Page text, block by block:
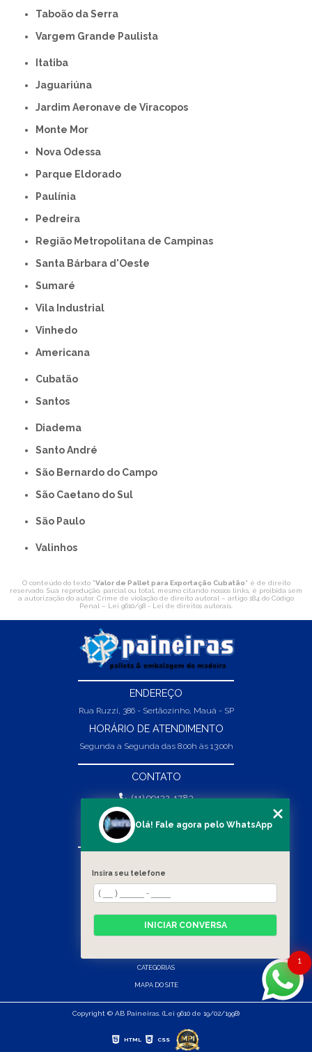
Taboão da Serra
Vargem Grande Paulista
Itatiba
Jaguariúna
Jardim Aeronave de Viracopos
Monte Mor
Nova Odessa
Parque Eldorado
Paulínia
Pedreira
Região Metropolitana de Campinas
Santa Bárbara d'Oeste
Sumaré
Vila Industrial
Vinhedo
americana
Cubatão
Santos
Diadema
Santo André
São Bernardo do Campo
São Caetano do Sul
São Paulo
Valinhos
O conteúdo do texto "Valor de Pallet para Exportação Cubatão" é de direito
reservado. Sua reprodução, parcial ou total, mesmo citando nossos links, é proibida sem
a autorização do autor. Crime de violação de direito autoral – artigo 184 do Código
Penal – Lei 9610/98 - Lei de direitos autorais
ENDEREÇO
Rua Ruzzi, 386 - Sertãozinho, Mauá - SP
HORÁRIO DE ATENDIMENTO
Segunda a Segunda das 8:00h às 13:00h
CONTATO
(11) 99132-1783
(11) 99132-1783
vendas@abpaineiras.com.br
SOBRE NÓS
PRODUTOS
CATEGORIAS
MAPA DO SITE
Copyright © AB Paineiras. (Lei 9610 de 19/02/1998)
HTML CSS
1
Olá! Fale agora pelo WhatsApp
Insira seu telefone
INICIAR CONVERSA